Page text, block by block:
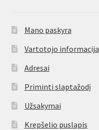
Mano paskyra
Vartotojo informacija
Adresai
Priminti slaptažodį
Užsakymai
Krepšelio puslapis